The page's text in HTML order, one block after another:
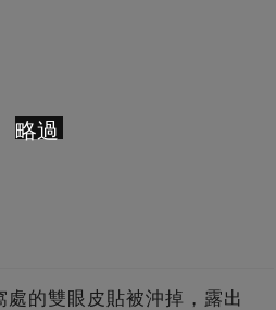
的雙眼皮貼被沖掉，露出
略過